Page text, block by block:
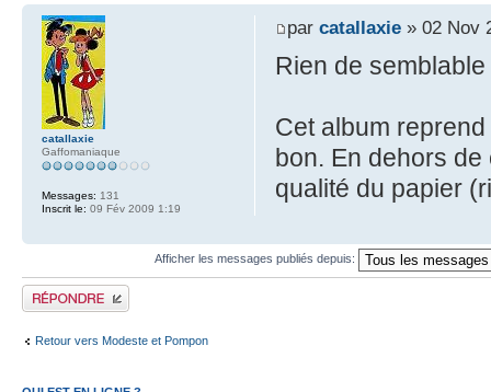
par catallaxie» 02 Nov
Rien de
Cet album
bon. En dehors
qualité du papier
catallaxie
Gaffomaniaque
Messages: 131
Inscrit le: 09 Fév 2009 1:19
Afficher les messages publiés depuis:
Publier une réponse
Retour vers Modeste et Pompon